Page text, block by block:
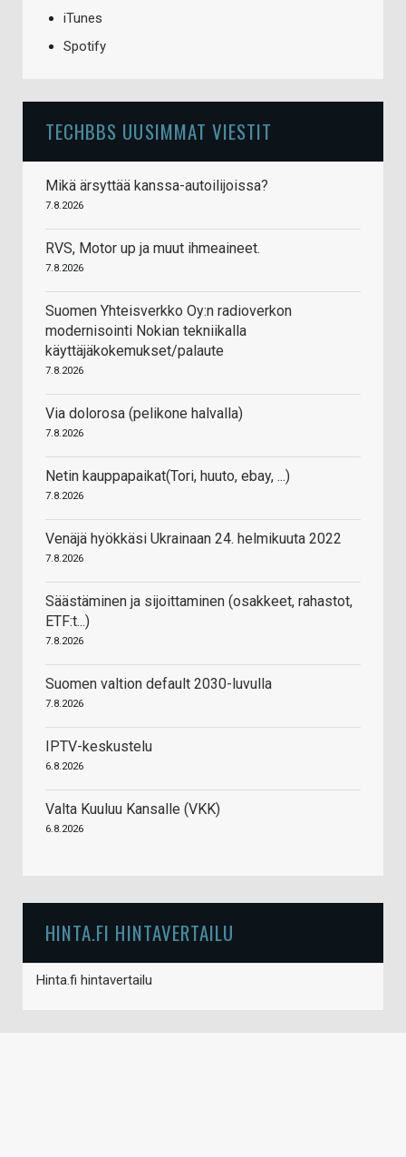
iTunes
Spotify
TECHBBS UUSIMMAT VIESTIT
Mikä ärsyttää kanssa-autoilijoissa?
7.8.2026
RVS, Motor up ja muut ihmeaineet.
7.8.2026
Suomen Yhteisverkko Oy:n radioverkon
modernisointi Nokian tekniikalla
käyttäjäkokemukset/palaute
7.8.2026
Via dolorosa (pelikone halvalla)
7.8.2026
Netin kauppapaikat(Tori, huuto, ebay, ...)
7.8.2026
Venäjä hyökkäsi Ukrainaan 24. helmikuuta 2022
7.8.2026
Säästäminen ja sijoittaminen (osakkeet, rahastot,
ETF:t...)
7.8.2026
Suomen valtion default 2030-luvulla
7.8.2026
IPTV-keskustelu
6.8.2026
Valta Kuuluu Kansalle (VKK)
6.8.2026
HINTA.FI HINTAVERTAILU
Hinta.fi hintavertailu